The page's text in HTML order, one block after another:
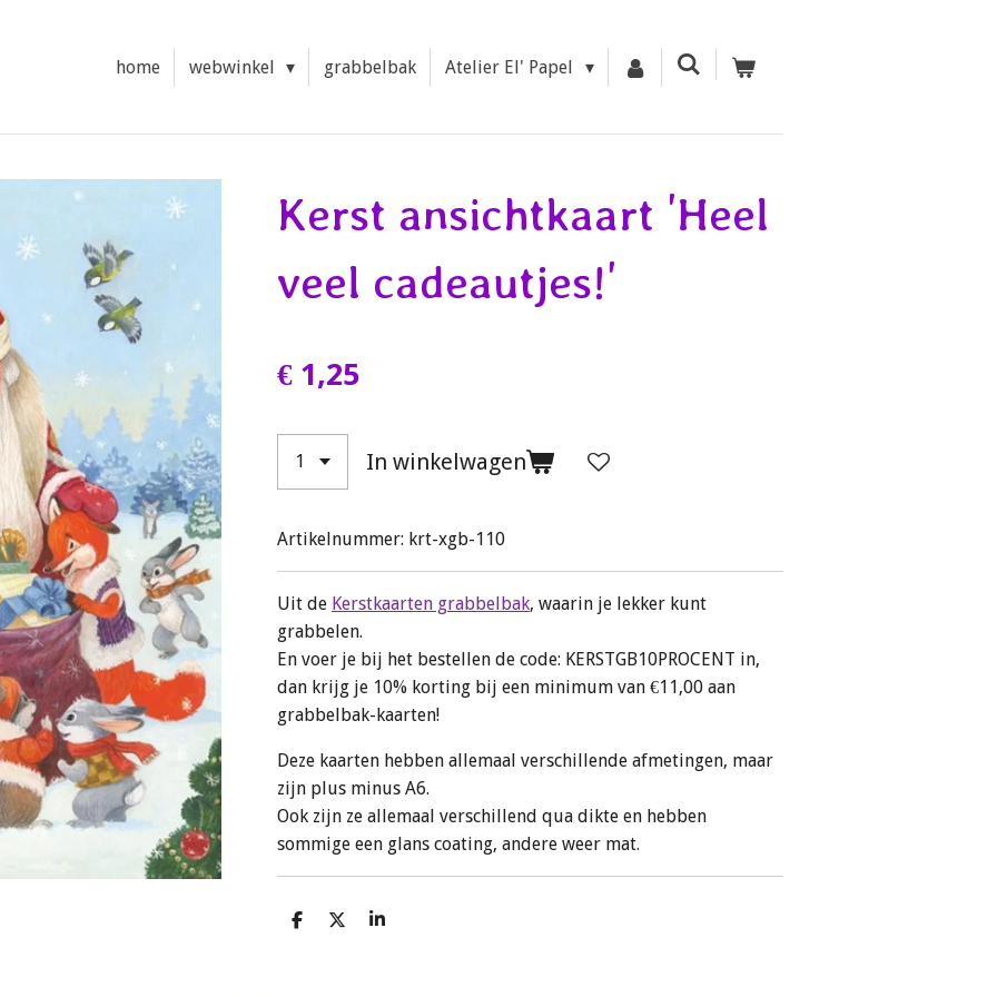
home webwinkel grabbelbak Atelier El' Papel
Kerst ansichtkaart 'Heel
veel cadeautjes!'
€ 1,25
In winkelwagen
Artikelnummer: krt-xgb-110
Uit de Kerstkaarten grabbelbak, waarin je lekker kunt
grabbelen.
En voer je bij het bestellen de code: KERSTGB10PROCENT in,
dan krijg je 10% korting bij een minimum van €11,00 aan
grabbelbak-kaarten!
Deze kaarten hebben allemaal verschillende afmetingen, maar
zijn plus minus A6.
Ook zijn ze allemaal verschillend qua dikte en hebben
sommige een glans coating, andere weer mat.
D
D
S